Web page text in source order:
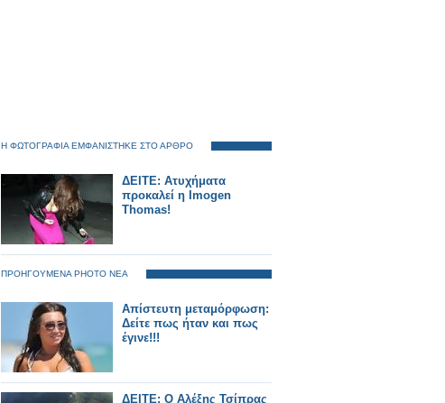
Η ΦΩΤΟΓΡΑΦΙΑ ΕΜΦΑΝΙΣΤΗΚΕ ΣΤΟ ΑΡΘΡΟ
ΔΕΙΤΕ: Ατυχήματα
προκαλεί η Imogen
Thomas!
ΠΡΟΗΓΟΥΜΕΝΑ PHOTO ΝΕΑ
Απίστευτη μεταμόρφωση:
Δείτε πως ήταν και πως
έγινε!!!
ΔΕΙΤΕ: Ο Αλέξης Τσίπρας